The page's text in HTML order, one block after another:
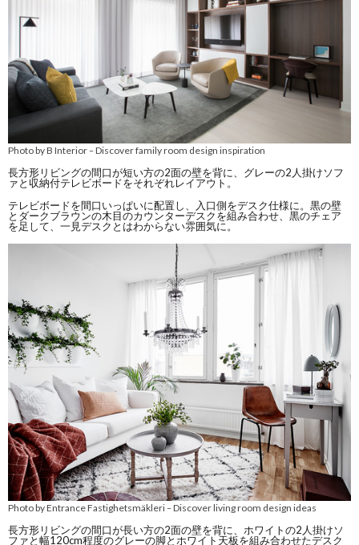
Photo by B Interior–Discover family room design inspiration
長方形リビングの間口が短い方の2面の壁を背に、グレーの2人掛けソフ
ァと収納付テレビボードをそれぞれレイアウト。
テレビボードを間口いっぱいに配置し、入口側をデスク仕様に。黒の壁
とダークブラウンの木目のカウンターデスクを組み合わせ、黒のチェア
を足して、一見デスクとはわからない雰囲気に。
Photo by Entrance Fastighetsmäkleri–Discover living room design ideas
長方形リビングの間口が長い方の2面の壁を背に、ホワイトの2人掛けソ
ファと幅120cm程度のグレーの脚とホワイト天板を組み合わせたデスク